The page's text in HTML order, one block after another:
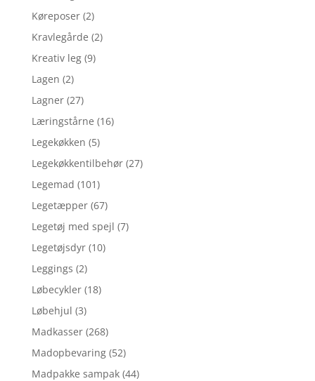
Køreposer (2)
Kravlegårde (2)
Kreativ leg (9)
Lagen (2)
Lagner (27)
Læringstårne (16)
Legekøkken (5)
Legekøkkentilbehør (27)
Legemad (101)
Legetæpper (67)
Legetøj med spejl (7)
Legetøjsdyr (10)
Leggings (2)
Løbecykler (18)
Løbehjul (3)
Madkasser (268)
Madopbevaring (52)
Madpakke sampak (44)